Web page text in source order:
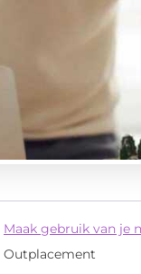
Maak gebruik van je
Outplacement